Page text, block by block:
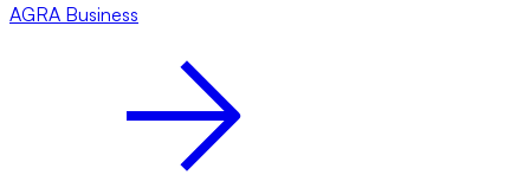
AGRA Business